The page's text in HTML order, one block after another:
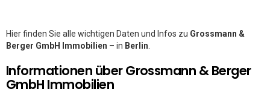
Hier finden Sie alle wichtigen Daten und Infos zu Grossmann &
Berger GmbH Immobilien – in Berlin
Informationen über Grossmann & Berger
GmbH Immobilien